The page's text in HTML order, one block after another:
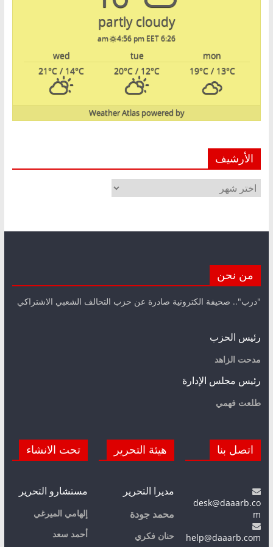
partly cloudy
6:26 am
4:56 pm EET
mon
tue
wed
19°C/ 13°C
20°C / 12°C
21°C / 14°C
powered by
Weather Atlas
الأرشيف
الأرشيف
من نحن
"درب".. صحيفة الكترونية صادرة عن حزب التحالف الشعبي الاشتراكي
رئيس الحزب
مدحت الزاهد
رئيس مجلس الإدارة
طلعت فهمي
اتصل بنا
desk@daaarb.co
m
help@daaarb.com
هيئة التحرير
مديرا التحرير
محمد جودة
حنان فكري
تحت الانشاء
مستشارو التحرير
إلهامي الميرغي
أحمد سعد